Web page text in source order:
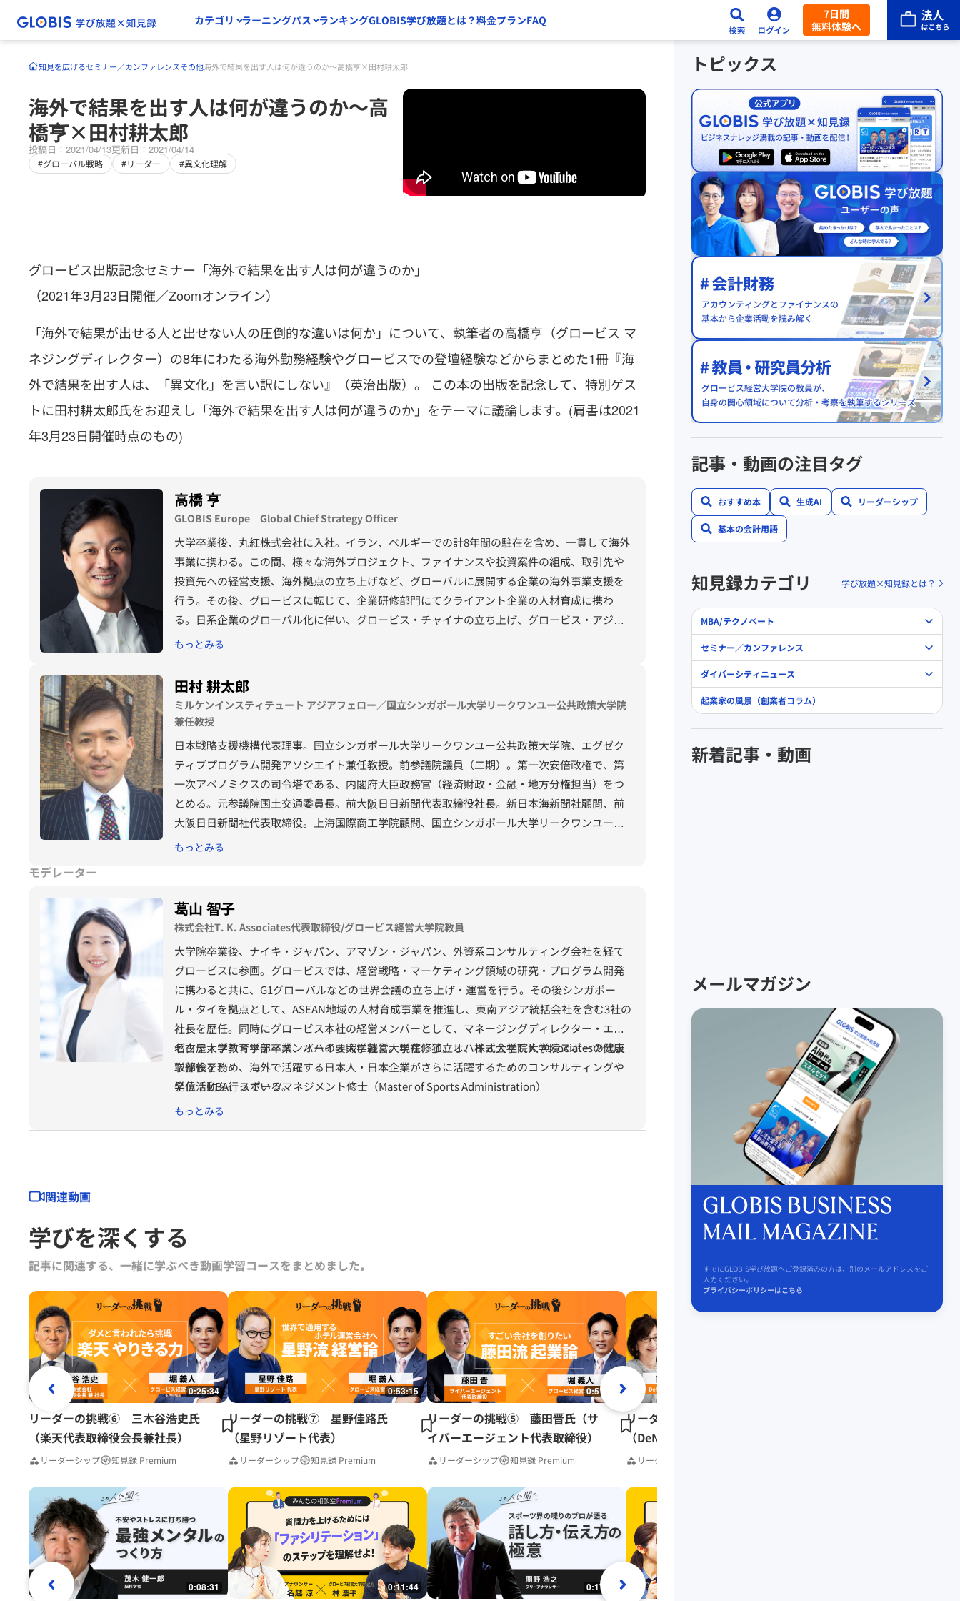
カテゴリ ラーニングパス ランキングGLOBIS学び放題とは？料金プランFAQ
7日間
無料体験へ
知見を広げるセミナー／カンファレンスその他海外で結果を出す人は何が違うのか〜高橋亨×田村耕太郎
海外で結果を出す人は何が違うのか〜高
橋亨×田村耕太郎
投稿日：2021/04/13更新日：2021/04/14
#グローバル戦略 #リーダー #異文化理解
グロービス出版記念セミナー「海外で結果を出す人は何が違うのか」
（2021年3月23日開催／Zoomオンライン）
「海外で結果が出せる人と出せない人の圧倒的な違いは何か」について、執筆者の高橋亨（グロービス マ
ネジングディレクター）の8年にわたる海外勤務経験やグロービスでの登壇経験などからまとめた1冊『海
外で結果を出す人は、「異文化」を言い訳にしない』（英治出版）。 この本の出版を記念して、特別ゲス
トに田村耕太郎氏をお迎えし「海外で結果を出す人は何が違うのか」をテーマに議論します。(肩書は2021
年3月23日開催時点のもの)
高橋 亨
GLOBIS Europe Global Chief Strategy Officer
大学卒業後、丸紅株式会社に入社。イラン、ベルギーでの計8年間の駐在を含め、一貫して海外
事業に携わる。この間、様々な海外プロジェクト、ファイナンスや投資案件の組成、取引先や
投資先への経営支援、海外拠点の立ち上げなど、グローバルに展開する企業の海外事業支援を
行う。その後、グロービスに転じて、企業研修部門にてクライアント企業の人材育成に携わ
る。日系企業のグローバル化に伴い、グロービス・チャイナの立ち上げ、グロービス・アジア
パシフィック、グロービス・タイランドを設立し、自ら現地でクライアント企業の組織変革、
了。ブカレスト経済大学大学院博士課程修了(PhD)。グロービス経営大学院 専任教員、現職は、
グロービス・ヨーロッパのグローバル・チーフ・ストラテジー・オフィサーとして、グローバ
ル案件を統括する。
もっとみる
田村 耕太郎
ミルケンインスティテュート アジアフェロー／国立シンガポール大学リークワンユー公共政策大学院
兼任教授
日本戦略支援機構代表理事。国立シンガポール大学リークワンユー公共政策大学院、エグゼク
ティブプログラム開発アソシエイト兼任教授。前参議院議員（二期）。第一次安倍政権で、第
一次アベノミクスの司令塔である、内閣府大臣政務官（経済財政・金融・地方分権担当）をつ
とめる。元参議院国土交通委員長。前大阪日日新聞代表取締役社長。新日本海新聞社顧問、前
大阪日日新聞社代表取締役。上海国際商工学院顧問、国立シンガポール大学リークワンユー公
共政策大学院名誉顧問。エール大、ハーバード大、ランド研究所でも研究員をつとめた。早稲
EMP修了。日本人政治家で初のハーバードビジネススクールのケースの主人公になる。
もっとみる
モデレーター
葛山 智子
株式会社T. K. Associates代表取締役/グロービス経営大学院教員
大学院卒業後、ナイキ・ジャパン、アマゾン・ジャパン、外資系コンサルティング会社を経て
グロービスに参画。グロービスでは、経営戦略・マーケティング領域の研究・プログラム開発
に携わると共に、G1グローバルなどの世界会議の立ち上げ・運営を行う。その後シンガポー
ル・タイを拠点として、ASEAN地域の人材育成事業を推進し、東南アジア統括会社を含む3社の
社長を歴任。同時にグロービス本社の経営メンバーとして、マネージングディレクター・エグ
ゼクティブコミッティメンバーの要職に就く。現在、独立し、株式会社T. K. Associatesの代表
取締役を務め、海外で活躍する日本人・日本企業がさらに活躍するためのコンサルティングや
発信活動を行っている。
名古屋大学教育学部卒業、オハイオ大学経営大学院修了、オハイオ大学院大学院スポーツ健康
学部修了
学位：MBA、スポーツマネジメント修士（Master of Sports Administration）
もっとみる
関連動画
学びを深くする
記事に関連する、一緒に学ぶべき動画学習コースをまとめました｡
0:25:34
リーダーの挑戦⑥ 三木谷浩史氏
（楽天代表取締役会長兼社長）
リーダーシップ 知見録 Premium
0:53:15
リーダーの挑戦⑦ 星野佳路氏
（星野リゾート代表）
リーダーシップ 知見録 Premium
0:51:41
リーダーの挑戦⑤ 藤田晋氏（サ
イバーエージェント代表取締役）
リーダーシップ 知見録 Premium
リーダーの挑戦⑨ 南場智子氏
（DeNA会長）
リーダーシップ
0:08:31 0:11:44 0:17:37
トピックス
記事・動画の注目タグ
おすすめ本 生成AI リーダーシップ
基本の会計用語
知見録カテゴリ 学び放題×知見録とは？
MBA/テクノベート
セミナー／カンファレンス
ダイバーシティニュース
起業家の風景（創業者コラム）
新着記事・動画
メールマガジン
すでにGLOBIS学び放題へご登録済みの方は、別のメールアドレスをご
入力ください。
プライバシーポリシーはこちら